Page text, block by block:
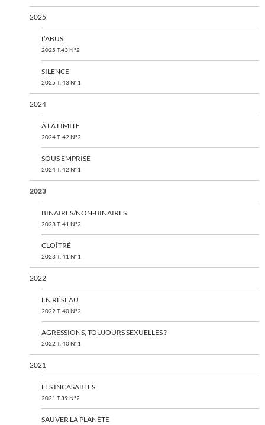
2025
L’ABUS
2025 T.43 N°2
SILENCE
2025 T. 43 N°1
2024
À LA LIMITE
2024 T. 42 N°2
SOUS EMPRISE
2024 T. 42 N°1
2023
BINAIRES/NON-BINAIRES
2023 T. 41 N°2
CLOÎTRÉ
2023 T. 41 N°1
2022
EN RÉSEAU
2022 T. 40 N°2
AGRESSIONS, TOUJOURS SEXUELLES ?
2022 T. 40 N°1
2021
LES INCASABLES
2021 T.39 N°2
SAUVER LA PLANÈTE